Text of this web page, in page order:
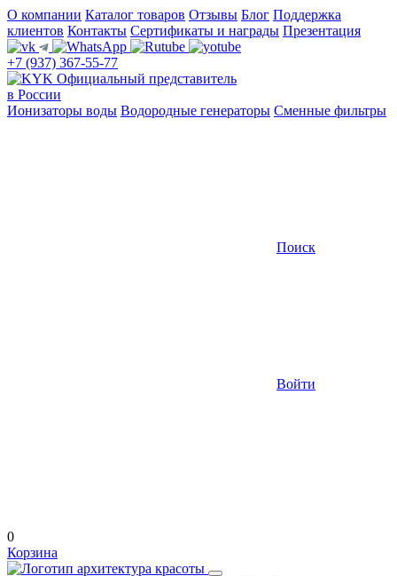
О компании Каталог товаров Отзывы Блог Поддержка
клиентов Контакты Сертификаты и награды Презентация
+7 (937) 367-55-77
Официальный представитель
в России
Ионизаторы воды Водородные генераторы Сменные фильтры
Поиск
Войти
0
Корзина